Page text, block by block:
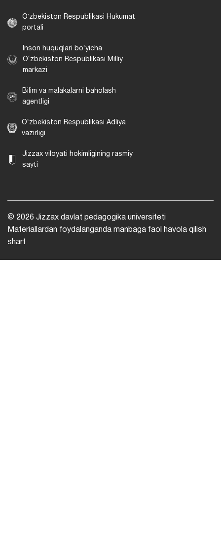
Oʻzbekiston Respublikasi Hukumat
portali
Inson huquqlari bo‘yicha
O‘zbekiston Respublikasi Milliy
markazi
Bilim va malakalarni baholash
agentligi
O‘zbekiston Respublikasi Adliya
vazirligi
Jizzax viloyati hokimligining rasmiy
sayti
© 2026 Jizzax davlat pedagogika universiteti
Materiallardan foydalanganda manbaga faol havola qilish
shart